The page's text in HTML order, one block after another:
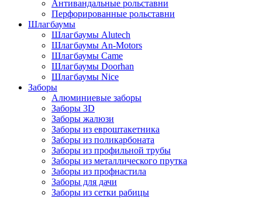
Антивандальные рольставни
Перфорированные рольставни
Шлагбаумы
Шлагбаумы Alutech
Шлагбаумы An-Motors
Шлагбаумы Came
Шлагбаумы Doorhan
Шлагбаумы Nice
Заборы
Алюминиевые заборы
Заборы 3D
Заборы жалюзи
Заборы из евроштакетника
Заборы из поликарбоната
Заборы из профильной трубы
Заборы из металлического прутка
Заборы из профнастила
Заборы для дачи
Заборы из сетки рабицы